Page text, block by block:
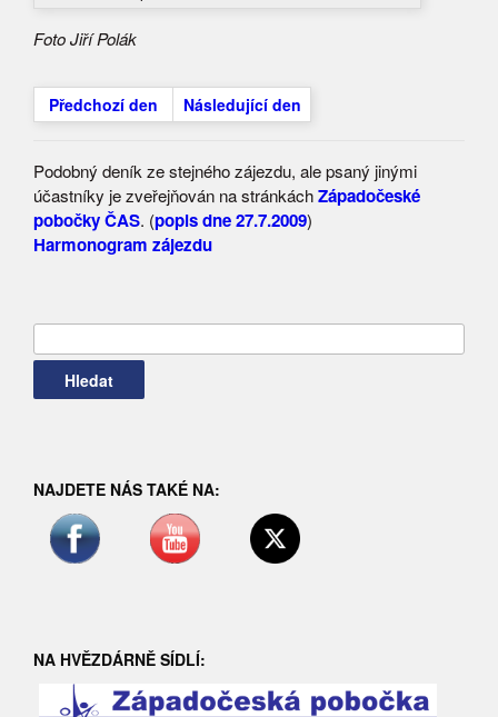
Foto Jiří Polák
Předchozí den Následující den
Podobný deník ze stejného zájezdu, ale psaný jinými
účastníky je zveřejňován na stránkáchZápadočeské
pobočky ČAS. (popis dne 27.7.2009)
Harmonogram zájezdu
NAJDETE NÁS TAKÉ NA:
NA HVĚZDÁRNĚ SÍDLÍ: